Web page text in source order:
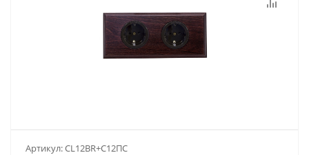
Артикул:CL12BR+С12ПС